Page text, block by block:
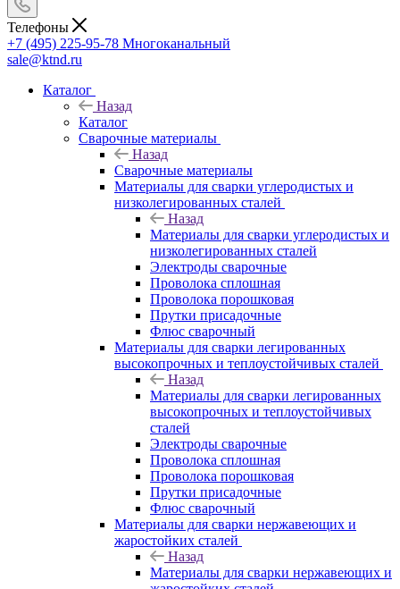
Телефоны
+7 (495) 225-95-78 Многоканальный
sale@ktnd.ru
Каталог
Назад
Каталог
Сварочные материалы
Назад
Сварочные материалы
Материалы для сварки углеродистых и
низколегированных сталей
Назад
Материалы для сварки углеродистых и
низколегированных сталей
Электроды сварочные
Проволока сплошная
Проволока порошковая
Прутки присадочные
Флюс сварочный
Материалы для сварки легированных
высокопрочных и теплоустойчивых сталей
Назад
Материалы для сварки легированных
высокопрочных и теплоустойчивых
сталей
Электроды сварочные
Проволока сплошная
Проволока порошковая
Прутки присадочные
Флюс сварочный
Материалы для сварки нержавеющих и
жаростойких сталей
Назад
Материалы для сварки нержавеющих и